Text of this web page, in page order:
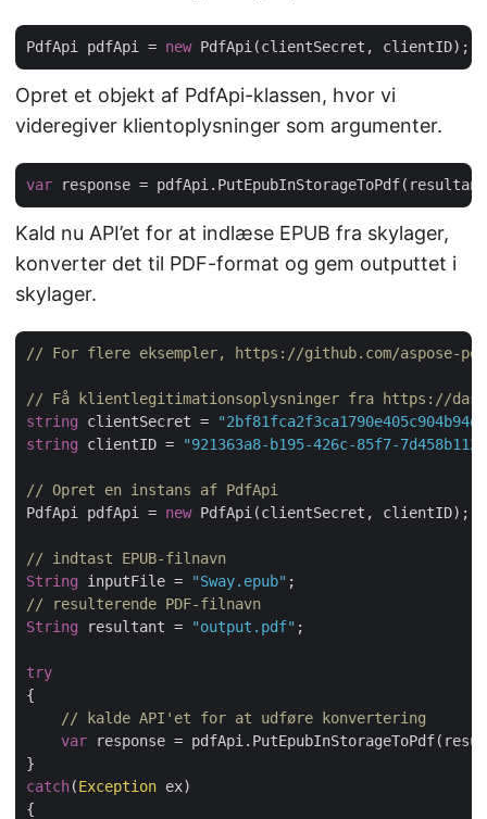
PdfApi pdfApi = new
Opret et objekt af PdfApi-klassen, hvor vi
videregiver klientoplysninger som argumenter.
var
Kald nu API’et for at indlæse EPUB fra skylager,
konverter det til PDF-format og gem outputtet i
skylager.
// For flere eksempler, https://github.com/aspose-
// Få klientlegitimationsoplysninger fra https://
string clientSecret =
string clientID = "921363a8-b195-426c-85f7-
// Opret en instans af PdfApi
PdfApi pdfApi = new PdfApi(clientSecret, clientID);
// indtast EPUB-filnavn
String inputFile = "Sway.epub"
// resulterende PDF-filnavn
String resultant = "output.pdf" ;
try
{
// kalde API'et for at udføre konvertering
var response =
catch(Exception ex)
{